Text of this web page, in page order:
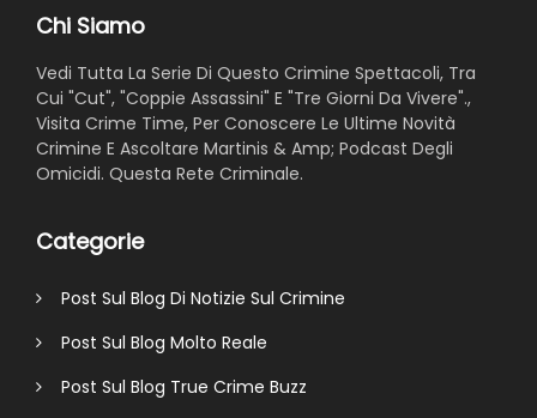
Chi Siamo
Vedi Tutta La Serie Di Questo Crimine Spettacoli, Tra
Cui "Cut", "Coppie Assassini" E "Tre Giorni Da Vivere".,
Visita Crime Time, Per Conoscere Le Ultime Novità
Crimine E Ascoltare Martinis & Amp; Podcast Degli
Omicidi. Questa Rete Criminale.
Categorie
Post Sul Blog Di Notizie Sul Crimine
Post Sul Blog Molto Reale
Post Sul Blog True Crime Buzz